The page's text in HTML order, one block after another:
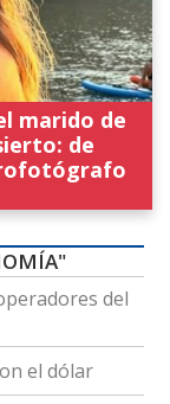
marido de
de
del
el dólar